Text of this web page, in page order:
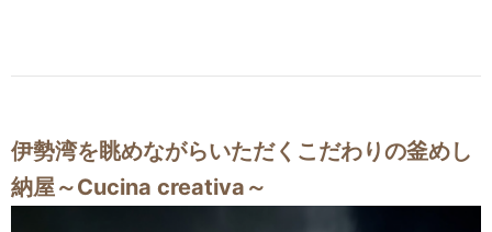
伊勢湾を眺めながらいただくこだわりの釜めし
納屋～Cucina creativa～